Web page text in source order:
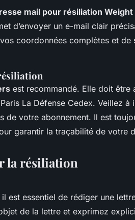
mail pour résiliation Weight
d’envoyer un e-mail clair
coordonnées complètes et de
est recommandé. Elle doit être
La Défense Cedex. Veillez à
de votre abonnement. Il est
garantir la traçabilité de votre
la résiliation
est essentiel de rédiger une
de la lettre et exprimez